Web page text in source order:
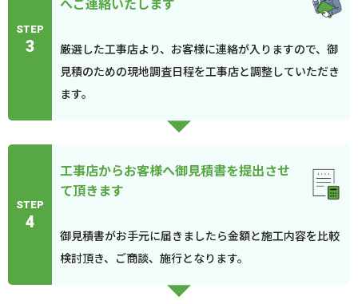
STEP
3
厳選した工事店より、お客様に連絡が入りますので、御
見積のための現地調査日程を工事店と調整していただき
ます。
STEP
4
工事店からお客様へ御見積書を提出させ
て頂きます
御見積書がお手元に届きましたら金額と施工内容を比較
検討頂き、ご商談、施行となります。